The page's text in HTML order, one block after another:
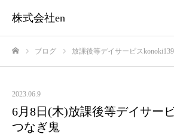
株式会社en
ブログ 放課後等デイサービスkonoki139
2023.06.9
6月8日(木)放課後等デイサー
つなぎ鬼